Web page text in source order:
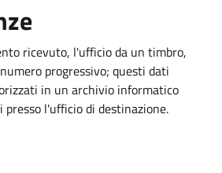
ricevuto, l'ufficio da un timbro,
progressivo; questi dati
in un archivio informatico
l'ufficio di destinazione.